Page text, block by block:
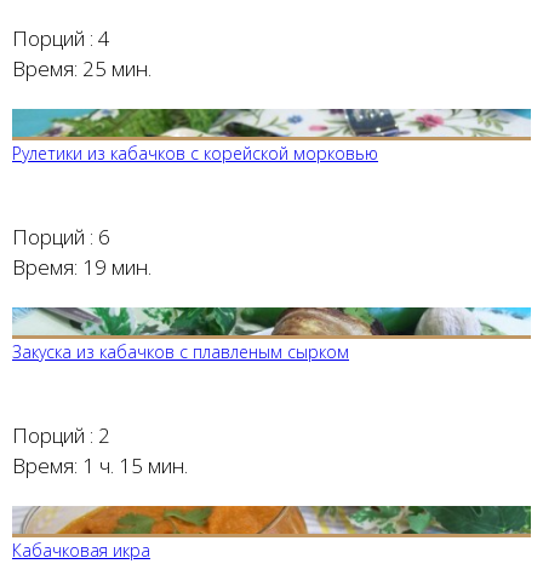
Порций : 4
Время: 25 мин.
Рулетики из кабачков с корейской морковью
Порций : 6
Время: 19 мин.
Закуска из кабачков с плавленым сырком
Порций : 2
Время: 1 ч. 15 мин.
Кабачковая икра